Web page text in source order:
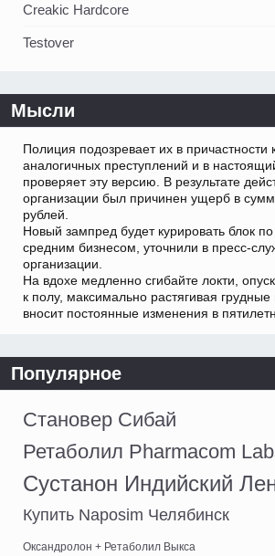
Creakic Hardcore
Testover
Мысли
Полиция подозревает их в причастности
аналогичных преступлений и в
проверяет эту версию. В результате
организации был причинен ущерб в
рублей.
Новый зампред будет курировать блок
средним бизнесом, уточнили в пресс-
организации.
На вдохе медленно сгибайте локти,
к полу, максимально растягивая
вносит постоянные изменения в
Популярное
Становер Сибай
Ретаболил Pharmacom
Сустанон Индийский
Купить Naposim Челябинск
Оксандролон + Ретаболил Выкса